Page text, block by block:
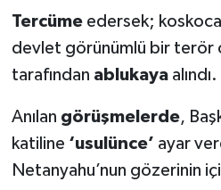
Tercümeedersek; koskoca
devlet görünümlü bir terör
tarafından ablukayaalındı.
Anılan görüşmelerde,
katiline ‘usulünce’ ayar
Netanyahu’nun gözerinin